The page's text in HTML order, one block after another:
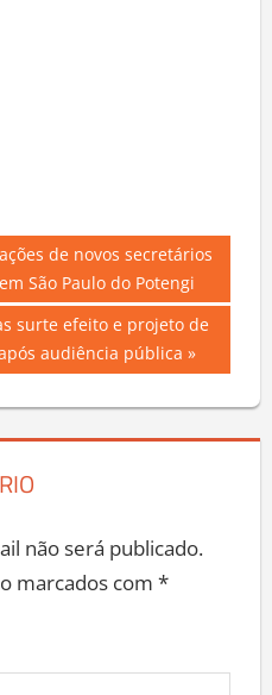
de novos secretários
São Paulo do Potengi
surte efeito e projeto de
audiência pública
não será publicado.
marcados com *